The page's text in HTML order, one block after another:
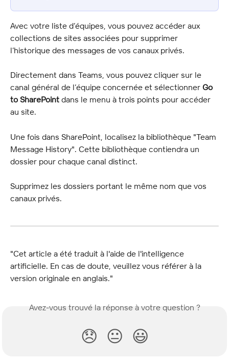
Avec votre liste d’équipes, vous pouvez accéder aux
collections de sites associées pour supprimer
l’historique des messages de vos canaux privés.
Directement dans Teams, vous pouvez cliquer sur le
canal général de l’équipe concernée et sélectionner Go
to SharePoint dans le menu à trois points pour accéder
au site.
Une fois dans SharePoint, localisez la bibliothèque "Team
Message History". Cette bibliothèque contiendra un
dossier pour chaque canal distinct.
Supprimez les dossiers portant le même nom que vos
canaux privés.
"Cet article a été traduit à l'aide de l'intelligence
artificielle. En cas de doute, veuillez vous référer à la
version originale en anglais."
Avez-vous trouvé la réponse à votre question ?
😞 😐 😃